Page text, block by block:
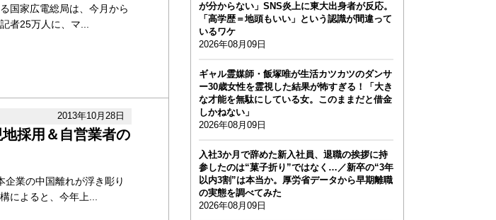
国家広電総局は、今月から
者25万人に、マ...
2013年10月28日
地採用＆自営業者の
業の中国離れが浮き彫り
によると、今年上...
が分からない」SNS炎上に東大出身者が反応。
「高学歴＝地頭もいい」という認識が間違って
いるワケ
2026年08月09日
ギャル霊媒師・飯塚唯が生活カツカツのダンサ
ー30歳女性を霊視した結果が怖すぎる！「大き
な才能を無駄にしている女。このままだと借金
しかねない」
2026年08月09日
入社3か月で辞めた新入社員、退職の挨拶に持
参したのは“菓子折り”ではなく…／新卒の“3年
以内3割”は本当か。厚労省データから早期離職
の実態を調べてみた
2026年08月09日